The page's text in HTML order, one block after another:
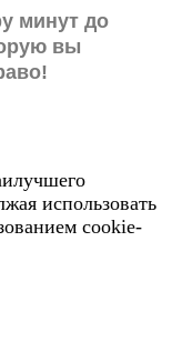
минут до
вы
использовать
cookie-